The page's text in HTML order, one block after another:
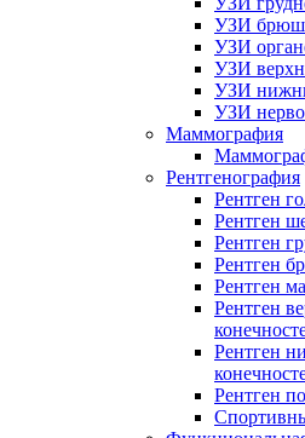
УЗИ
УЗИ
УЗИ
УЗИ
УЗИ
Маммография
Рентгенография
Рентген
Рентген
Рентген
Рентген
Рентген
Рентген
Рентген
Рентген